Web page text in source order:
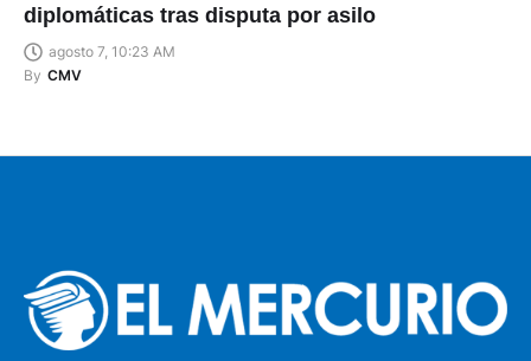
diplomáticas tras disputa por asilo
agosto 7, 10:23 AM
By CMV